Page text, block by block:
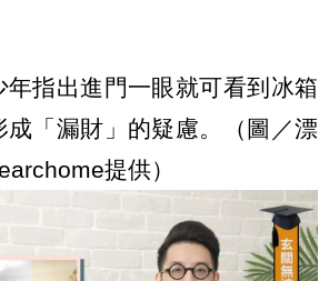
指出進門一眼就可看到冰箱
成「漏財」的疑慮。（圖／漂
提供）